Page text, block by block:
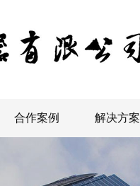
合作案例 解决方案